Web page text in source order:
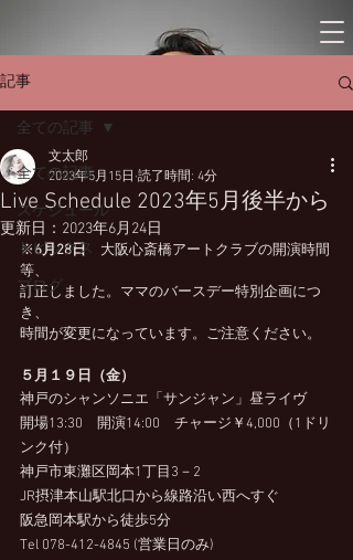
記事
全ての記事
スケジュール
トピックス
ブログ
全ての記事
Live Schedule 2023年5月後半から
文太郎
2023年5月15日 読了時間: 4分
更新日： 2023年6月24日
※6月28日 大阪心斎橋アートクラブの開演時間
等、
訂正しました。ママのバースデー特別企画につ
き、
時間が変更になっています。ご注意ください。
５月１９日（金）
神戸のシャンソニエ「サンジャン」昼ライヴ
開場13:30　開演14:00　チャージ￥4,000（1ドリ
ンク付）
神戸市東灘区岡本1丁目3－2
JR摂津本山駅北口から線路沿い西へすぐ
阪急岡本駅から徒歩5分
Tel 078-412-4845 (営業日のみ)